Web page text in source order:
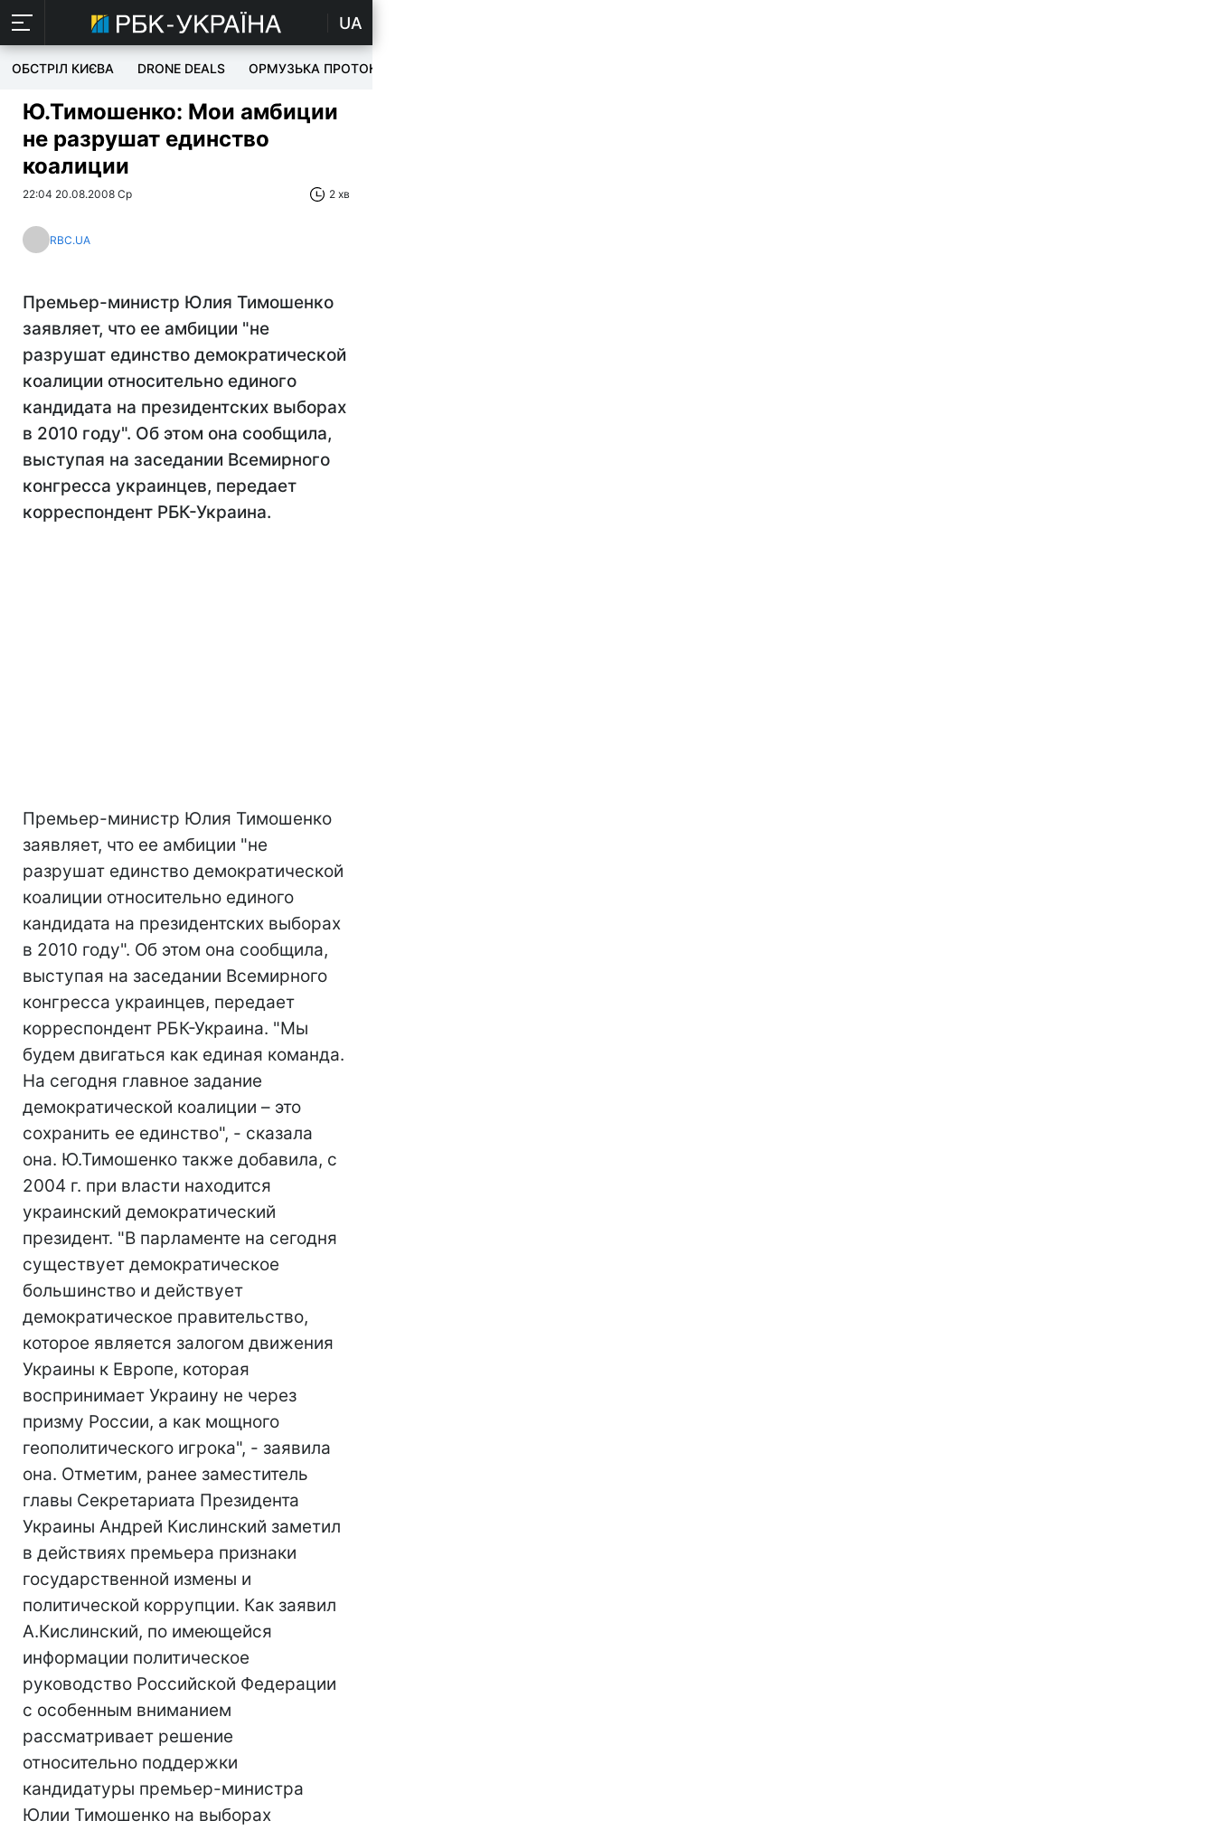
UA
ОБСТРІЛ КИЄВА DRONE DEALS ОРМУЗЬКА ПРОТОКА
Ю.Тимошенко: Мои амбиции
не разрушат единство
коалиции
22:04 20.08.2008 Ср 2 хв
RBC.UA
Премьер-министр Юлия Тимошенко
заявляет, что ее амбиции "не
разрушат единство демократической
коалиции относительно единого
кандидата на президентских выборах
в 2010 году". Об этом она сообщила,
выступая на заседании Всемирного
конгресса украинцев, передает
корреспондент РБК-Украина.
Премьер-министр Юлия Тимошенко
заявляет, что ее амбиции "не
разрушат единство демократической
коалиции относительно единого
кандидата на президентских выборах
в 2010 году". Об этом она сообщила,
выступая на заседании Всемирного
конгресса украинцев, передает
корреспондент РБК-Украина. "Мы
будем двигаться как единая команда.
На сегодня главное задание
демократической коалиции – это
сохранить ее единство", - сказала
она. Ю.Тимошенко также добавила, с
2004 г. при власти находится
украинский демократический
президент. "В парламенте на сегодня
существует демократическое
большинство и действует
демократическое правительство,
которое является залогом движения
Украины к Европе, которая
воспринимает Украину не через
призму России, а как мощного
геополитического игрока", - заявила
она. Отметим, ранее заместитель
главы Секретариата Президента
Украины Андрей Кислинский заметил
в действиях премьера признаки
государственной измены и
политической коррупции. Как заявил
А.Кислинский, по имеющейся
информации политическое
руководство Российской Федерации
с особенным вниманием
рассматривает решение
относительно поддержки
кандидатуры премьер-министра
Юлии Тимошенко на выборах